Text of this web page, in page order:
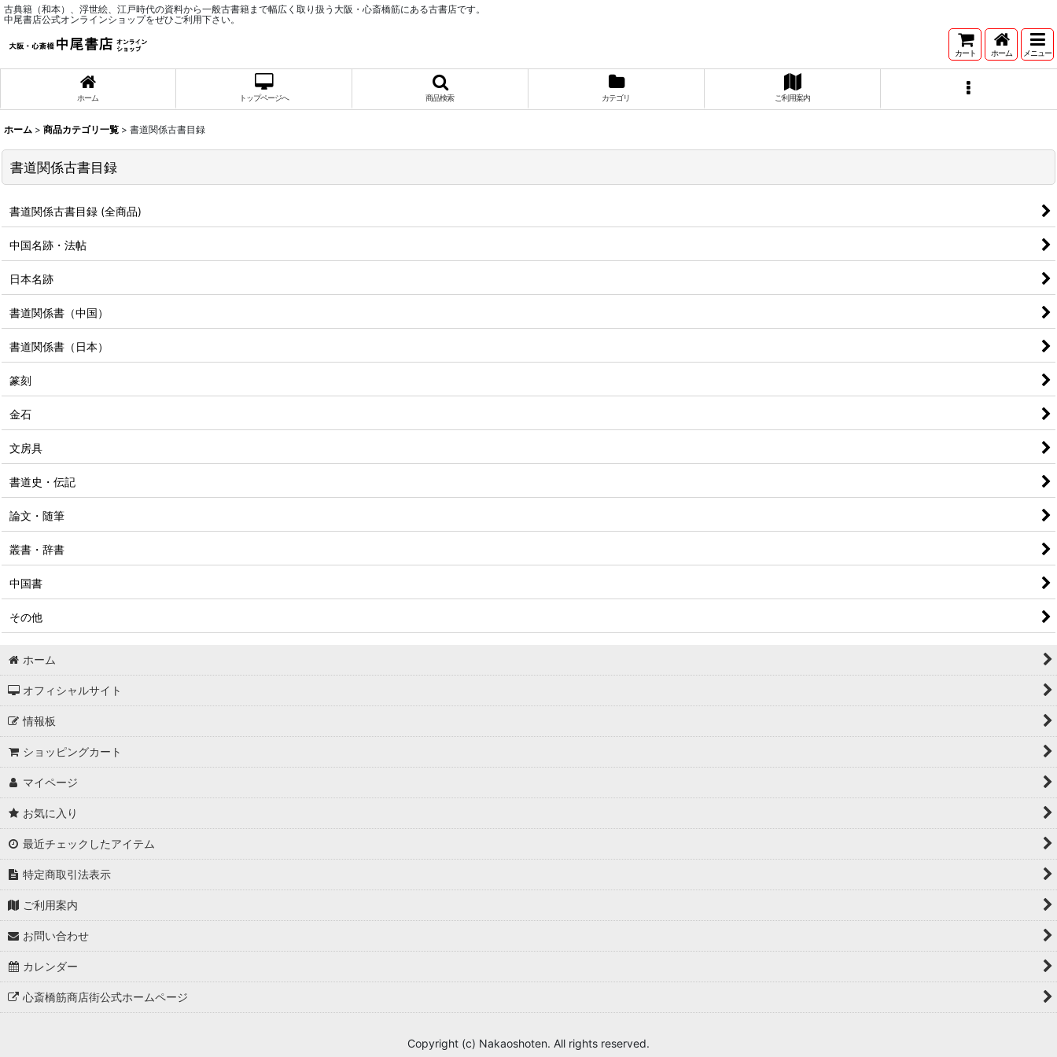
古典籍（和本）、浮世絵、江戸時代の資料から一般古書籍まで幅広く取り扱う大阪・心斎橋筋にある古書店です。
中尾書店公式オンラインショップをぜひご利用下さい。
カート ホーム メニュー
ホーム トップページへ 商品検索 カテゴリ ご利用案内
ホーム > 商品カテゴリ一覧 > 書道関係古書目録
書道関係古書目録
書道関係古書目録 (全商品)
中国名跡・法帖
日本名跡
書道関係書（中国）
書道関係書（日本）
篆刻
金石
文房具
書道史・伝記
論文・随筆
叢書・辞書
中国書
その他
ホーム
オフィシャルサイト
情報板
ショッピングカート
マイページ
お気に入り
最近チェックしたアイテム
特定商取引法表示
ご利用案内
お問い合わせ
カレンダー
心斎橋筋商店街公式ホームページ
Copyright (c) Nakaoshoten. All rights reserved.